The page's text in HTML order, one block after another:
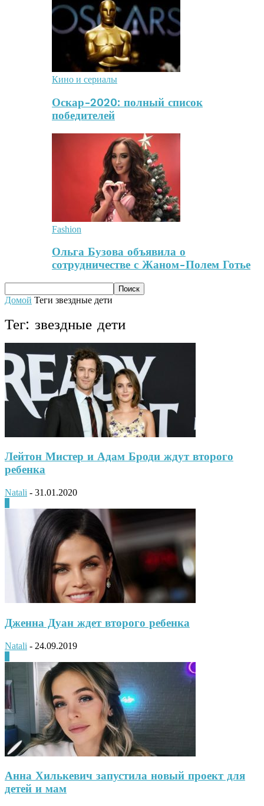
Кино и сериалы
Оскар-2020: полный список
победителей
Fashion
Ольга Бузова объявила о
сотрудничестве с Жаном-Полем Готье
Домой Теги звездные дети
Тег: звездные дети
Лейтон Мистер и Адам Броди ждут второго
ребенка
Natali - 31.01.2020
Дженна Дуан ждет второго ребенка
Natali - 24.09.2019
Анна Хилькевич запустила новый проект для
детей и мам